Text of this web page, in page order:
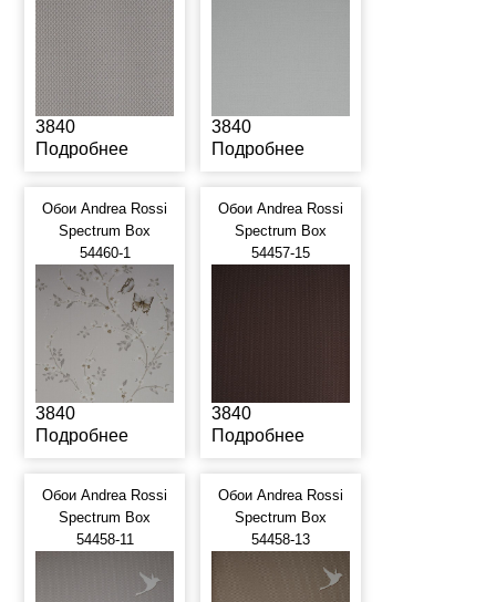
3840
Подробнее
3840
Подробнее
Обои Andrea Rossi
Spectrum Box
54460-1
3840
Подробнее
Обои Andrea Rossi
Spectrum Box
54457-15
3840
Подробнее
Обои Andrea Rossi
Spectrum Box
54458-11
Обои Andrea Rossi
Spectrum Box
54458-13